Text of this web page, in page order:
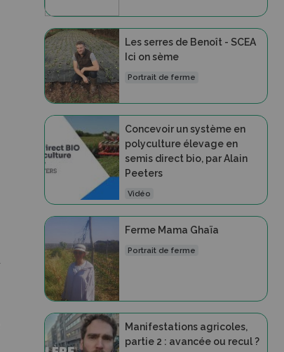
Les serres de Benoît - SCEA
Ici on sème
Portrait de ferme
Concevoir un système en
polyculture élevage en
semis direct bio, par Alain
Peeters
Vidéo
Ferme Mama Ghaïa
Portrait de ferme
Manifestations agricoles,
partie 2 : avancée ou recul ?